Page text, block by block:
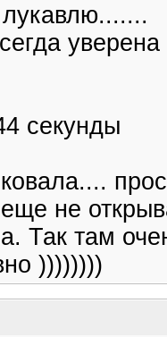
уверена
секунды
не
Так там
))))))))